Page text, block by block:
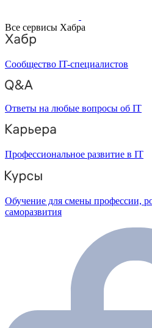
Все сервисы Хабра
Сообщество IT-специалистов
Ответы на любые вопросы об IT
Профессиональное развитие в IT
Обучение для смены профессии,
саморазвития